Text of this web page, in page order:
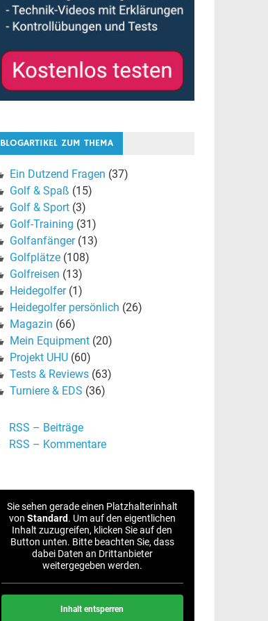
BLOGARTIKEL ZUM THEMA
Ein Dutzend Fragen (37)
Golf & Spaß (15)
Golf & Sport(3)
Golf-Training (31)
Golfanfänger(13)
Golfplätze(108)
Golfreisen (13)
Heidegolfer(1)
Heidegolfer persönlich (26)
Magazin (66)
Mein Equipment(20)
Projekt UHU(60)
Tests & Reviews(63)
Turniere & EDS (36)
RSS – Beiträge
RSS – Kommentare
Sie sehen gerade einen Platzhalterinhalt
von Standard. Um auf den eigentlichen
Inhalt zuzugreifen, klicken Sie auf den
Button unten. Bitte beachten Sie, dass
dabei Daten an Drittanbieter
weitergegeben werden.
Inhalt entsperren